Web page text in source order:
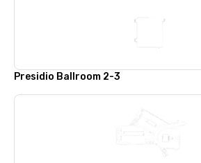
Presidio Ballroom 2-3